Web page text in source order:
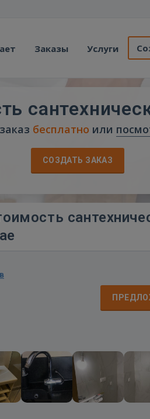
Заказы Услуги
бесплатно или
СОЗДАТЬ ЗАКАЗ